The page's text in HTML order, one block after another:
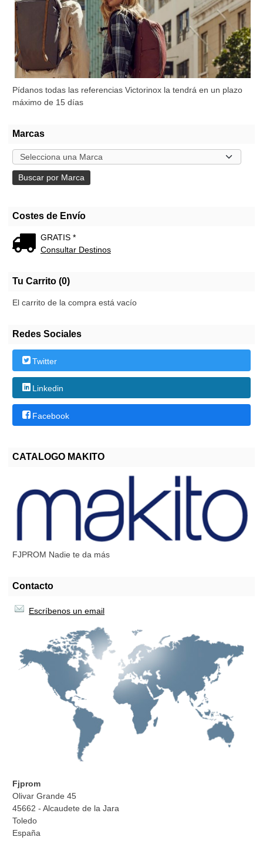
Pídanos todas las referencias Victorinox la tendrá en un plazo
máximo de 15 días
Marcas
Costes de Envío
GRATIS *
Consultar Destinos
Tu Carrito (0)
El carrito de la compra está vacío
Redes Sociales
Twitter
Linkedin
Facebook
CATALOGO MAKITO
FJPROM Nadie te da más
Contacto
Escríbenos un email
Fjprom
Olivar Grande 45
45662 - Alcaudete de la Jara
Toledo
España